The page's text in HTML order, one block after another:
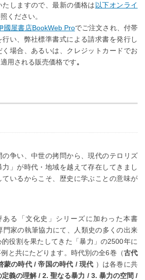
しますので、最新の価格は 以下オンライ
ください。
國屋書店BookWeb Proでご注文され、付帯
い、弊社標準書式による請求書を発行し
場合、あるいは、クレジットカードでお
用される販売価格です。
争い、中世の拷問から、現代のテロリズ
力」が時代・地域を越えて存在してきまし
いるからこそ、歴史に学ぶことの意味が
ある「文化史」シリーズに加わった本書
門家の執筆協力にて、人類史の多くの出来
役割を果たしてきた「暴力」の2500年に
と共にたどります。時代別の全6巻（古代
蒙の時代/帝国の時代 /現代 ）は各巻に共
定義の理解/ 2.聖なる暴力 / 3. 暴力の空間 /